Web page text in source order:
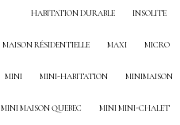
HABITATION DURABLE INSOLITE
MAISON RÉSIDENTIELLE MAXI MICRO
MINI MINI-HABITATION MINIMAISON
MINI MAISON QUEBEC MINI MINI-CHALET